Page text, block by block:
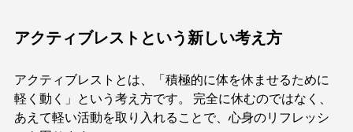
アクティブレストという新しい考え方
アクティブレストとは、「積極的に体を休ませるために
軽く動く」という考え方です。 完全に休むのではなく、
あえて軽い活動を取り入れることで、心身のリフレッシ